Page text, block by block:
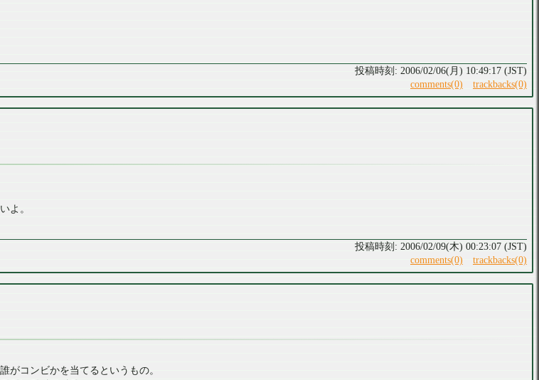
2006/02/06(月) 10:49:17 (JST)
comments(0)
trackbacks(0)
よ。
2006/02/09(木) 00:23:07 (JST)
comments(0)
trackbacks(0)
がコンビかを当てるというもの。